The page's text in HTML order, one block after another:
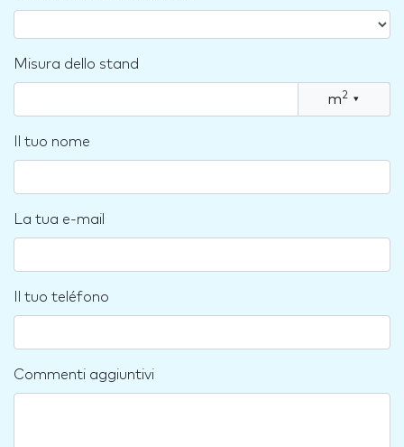
Misura dello stand
m2 ▾
Il tuo nome
La tua e-mail
Il tuo teléfono
Commenti aggiuntivi